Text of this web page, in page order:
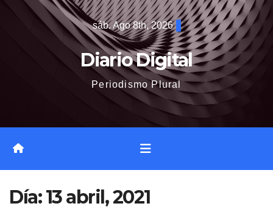
sáb. Ago 8th, 2026
Diario Digital
Periodismo Plural
Día:13 abril, 2021